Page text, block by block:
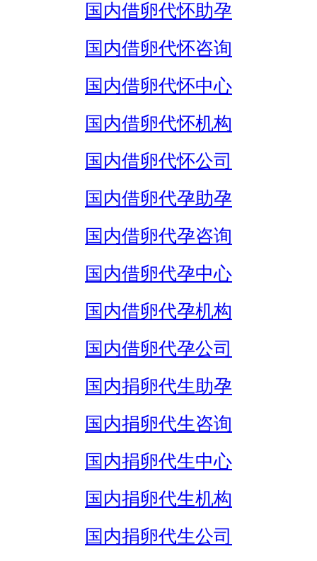
国内借卵代怀助孕
国内借卵代怀咨询
国内借卵代怀中心
国内借卵代怀机构
国内借卵代怀公司
国内借卵代孕助孕
国内借卵代孕咨询
国内借卵代孕中心
国内借卵代孕机构
国内借卵代孕公司
国内捐卵代生助孕
国内捐卵代生咨询
国内捐卵代生中心
国内捐卵代生机构
国内捐卵代生公司